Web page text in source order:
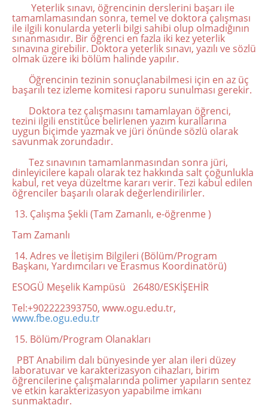
Yeterlik sınavı, öğrencinin derslerini başarı ile
tamamlamasından sonra, temel ve doktora çalışması
ile ilgili konularda yeterli bilgi sahibi olup olmadığının
sınanmasıdır. Bir öğrenci en fazla iki kez yeterlik
sınavına girebilir. Doktora yeterlik sınavı, yazılı ve sözlü
olmak üzere iki bölüm halinde yapılır.
Öğrencinin tezinin sonuçlanabilmesi için en az üç
başarılı tez izleme komitesi raporu sunulması gerekir.
Doktora tez çalışmasını tamamlayan öğrenci,
tezini ilgili enstitüce belirlenen yazım kurallarına
uygun biçimde yazmak ve jüri önünde sözlü olarak
savunmak zorundadır.
Tez sınavının tamamlanmasından sonra jüri,
dinleyicilere kapalı olarak tez hakkında salt çoğunlukla
kabul, ret veya düzeltme kararı verir. Tezi kabul edilen
öğrenciler başarılı olarak değerlendirilirler.
13. Çalışma Şekli (Tam Zamanlı, e-öğrenme )
Tam Zamanlı
14. Adres ve İletişim Bilgileri (Bölüm/Program
Başkanı, Yardımcıları ve Erasmus Koordinatörü)
ESOGÜ Meşelik Kampüsü 26480/ESKİŞEHİR
Tel:+902222393750, www.ogu.edu.tr,
www.fbe.ogu.edu.tr
15. Bölüm/Program Olanakları
PBT Anabilim dalı bünyesinde yer alan ileri düzey
laboratuvar ve karakterizasyon cihazları, birim
öğrencilerine çalışmalarında polimer yapıların sentez
ve etkin karakterizasyon yapabilme imkanı
sunmaktadır.